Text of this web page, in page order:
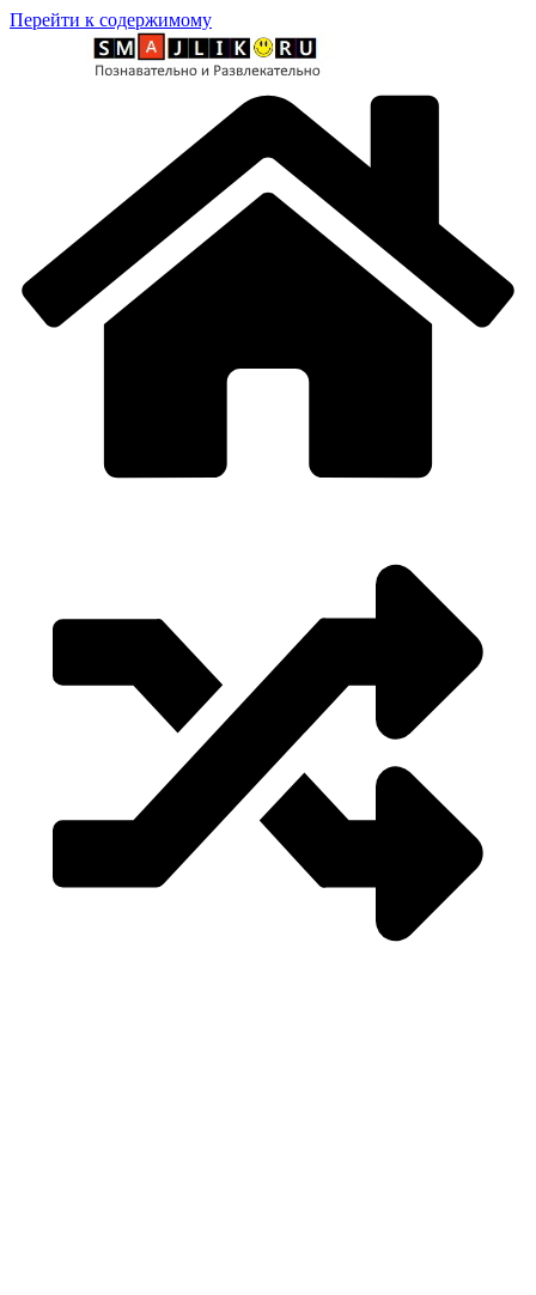
Перейти к содержимому